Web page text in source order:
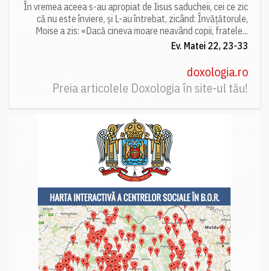
În vremea aceea s-au apropiat de Iisus saducheii, cei ce zic
că nu este înviere, și L-au întrebat, zicând: Învățătorule,
Moise a zis: «Dacă cineva moare neavând copii, fratele...
Ev. Matei 22, 23-33
doxologia.ro
Preia articolele Doxologia în site-ul tău!